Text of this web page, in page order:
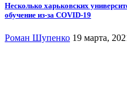
Несколько харьковских
обучение из-за COVID-19
Роман Шупенко 19 марта,